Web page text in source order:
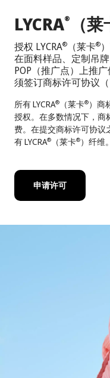
LYCRA® （
授权 LYCRA® （莱卡®
在面料样品、定制吊
POP（推广点）上推广
须签订商标许可协议（
所有 LYCRA® （莱卡®）商
授权。在多数情况下，商
费。在提交商标许可协议
有 LYCRA® （莱卡®）纤维。
申请许可